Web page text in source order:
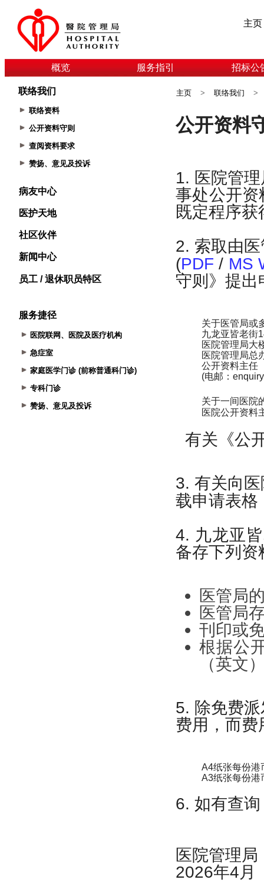
主页
概览 服务指引 招标公
联络我们
联络资料
公开资料守则
查阅资料要求
赞扬、意见及投诉
病友中心
医护天地
社区伙伴
新闻中心
员工 / 退休职员特区
服务捷径
医院联网、医院及医疗机构
急症室
家庭医学门诊 (前称普通科门诊)
专科门诊
赞扬、意见及投诉
主页 > 联络我们 >